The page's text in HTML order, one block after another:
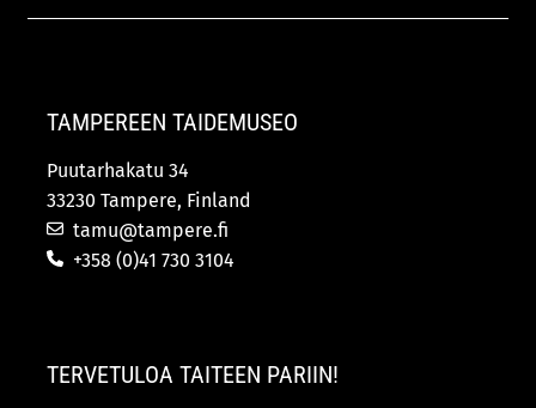
TAMPEREEN TAIDEMUSEO
Puutarhakatu 34
33230 Tampere, Finland
tamu@tampere.fi
+358 (0)41 730 3104
TERVETULOA TAITEEN PARIIN!